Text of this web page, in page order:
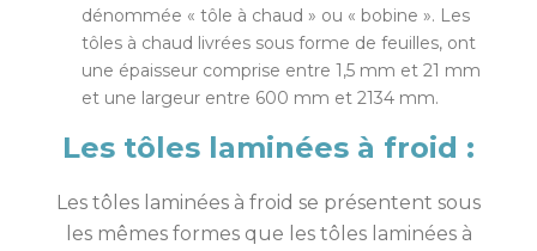
dénommée « tôle à chaud » ou « bobine ». Les
tôles à chaud livrées sous forme de feuilles, ont
une épaisseur comprise entre 1,5 mm et 21 mm
et une largeur entre 600 mm et 2134 mm.
Les tôles laminées à froid :
Les tôles laminées à froid se présentent sous
les mêmes formes que les tôles laminées à